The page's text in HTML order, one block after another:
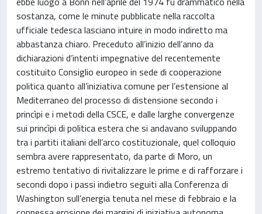
sostanza, come le minute pubblicate nella raccolta
ufficiale tedesca lasciano intuire in modo indiretto ma
abbastanza chiaro. Preceduto all’inizio dell’anno da
dichiarazioni d’intenti impegnative del recentemente
costituito Consiglio europeo in sede di cooperazione
politica quanto all’iniziativa comune per l’estensione al
Mediterraneo del processo di distensione secondo i
princìpi e i metodi della CSCE, e dalle larghe convergenze
sui princìpi di politica estera che si andavano sviluppando
tra i partiti italiani dell’arco costituzionale, quel colloquio
sembra avere rappresentato, da parte di Moro, un
estremo tentativo di rivitalizzare le prime e di rafforzare i
secondi dopo i passi indietro seguiti alla Conferenza di
Washington sull’energia tenuta nel mese di febbraio e la